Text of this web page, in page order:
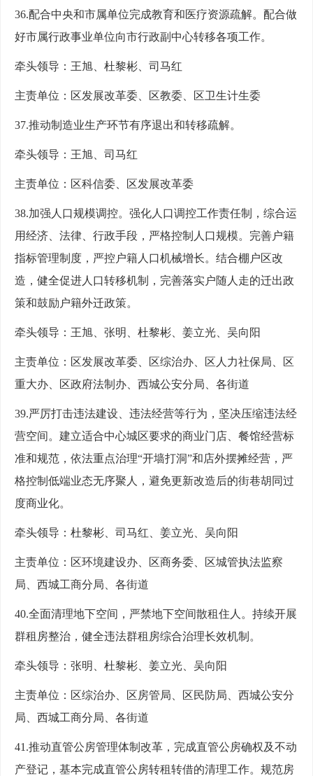
36.配合中央和市属单位完成教育和医疗资源疏解。配合做
好市属行政事业单位向市行政副中心转移各项工作。
牵头领导：王旭、杜黎彬、司马红
主责单位：区发展改革委、区教委、区卫生计生委
37.推动制造业生产环节有序退出和转移疏解。
牵头领导：王旭、司马红
主责单位：区科信委、区发展改革委
38.加强人口规模调控。强化人口调控工作责任制，综合运
用经济、法律、行政手段，严格控制人口规模。完善户籍
指标管理制度，严控户籍人口机械增长。结合棚户区改
造，健全促进人口转移机制，完善落实户随人走的迁出政
策和鼓励户籍外迁政策。
牵头领导：王旭、张明、杜黎彬、姜立光、吴向阳
主责单位：区发展改革委、区综治办、区人力社保局、区
重大办、区政府法制办、西城公安分局、各街道
39.严厉打击违法建设、违法经营等行为，坚决压缩违法经
营空间。建立适合中心城区要求的商业门店、餐馆经营标
准和规范，依法重点治理“开墙打洞”和店外摆摊经营，严
格控制低端业态无序聚人，避免更新改造后的街巷胡同过
度商业化。
牵头领导：杜黎彬、司马红、姜立光、吴向阳
主责单位：区环境建设办、区商务委、区城管执法监察
局、西城工商分局、各街道
40.全面清理地下空间，严禁地下空间散租住人。持续开展
群租房整治，健全违法群租房综合治理长效机制。
牵头领导：张明、杜黎彬、姜立光、吴向阳
主责单位：区综治办、区房管局、区民防局、西城公安分
局、西城工商分局、各街道
41.推动直管公房管理体制改革，完成直管公房确权及不动
产登记，基本完成直管公房转租转借的清理工作。规范房